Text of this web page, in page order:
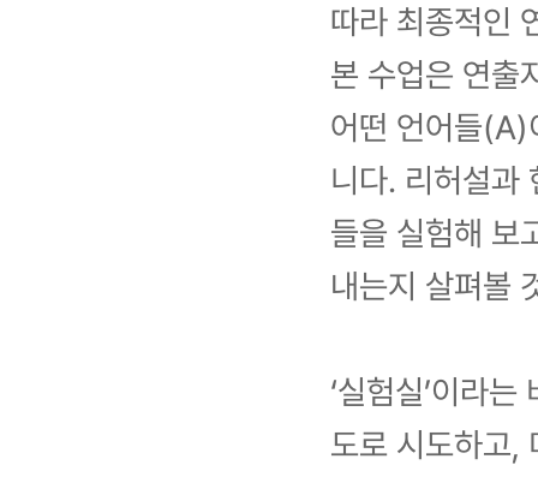
따라 최종적인
본 수업은 연출
어떤 언어들(A)
니다. 리허설과
들을 실험해 보
내는지 살펴볼
‘실험실’이라
도로 시도하고,